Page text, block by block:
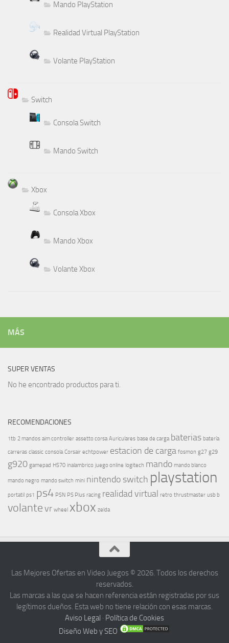
Mando PlayStation
Realidad Virtual PlayStation
Volante PlayStation
Switch
Consola Switch
Mando Switch
Xbox
Consola Xbox
Mando Xbox
Volante Xbox
MÁS
SUPER VENTAS
No he encontrado productos para ti.
RECOMENDACIONES
1tb 2 mandos aim controller assetto corsa Auriculares base de carga baterias batería
carreras classic consola Corsair echtpower estacion de carga fosmon g27 g29
g920 gamepad HS70 inalambrico juego online logitech mando mando blanco
mando negro mando switch mini nintendo switch playstation
portatil ps1 ps4 PSN PS Plus racing realidad virtual retro thrustmaster usb b
volantevr wheel xbox zelda
Las Mejores Ofertas en Video Juegos © 2026. Todos los derechos
reservados.
Las marcas a las que se hacen referencia están registradas por sus
legítimos dueños. Esta web no tiene relación con esas marcas.
Aviso Legal · Política de Cookies
Diseño Web y SEO